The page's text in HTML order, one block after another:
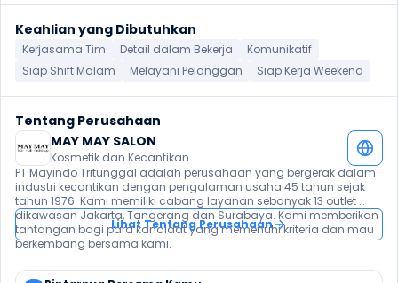
Keahlian yang Dibutuhkan
Kerjasama Tim Detail dalam Bekerja
Komunikatif
Siap Shift Malam
Melayani Pelanggan Siap Kerja Weekend
Tentang Perusahaan
MAY MAY SALON
Kosmetik dan Kecantikan
PT Mayindo Tritunggal adalah perusahaan yang bergerak dalam
industri kecantikan dengan pengalaman usaha 45 tahun sejak
tahun 1976. Kami memiliki cabang layanan sebanyak 13 outlet
dikawasan Jakarta, Tangerang dan Surabaya. Kami memberikan
tantangan bagi para kandidat yang memenuhi kriteria dan mau
berkembang bersama kami.
Lihat Tentang Perusahaan